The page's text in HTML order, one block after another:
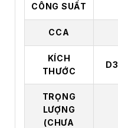
CÔNG SUẤT
CCA
KÍCH
THƯỚC
TRỌNG
LƯỢNG
(CHƯA